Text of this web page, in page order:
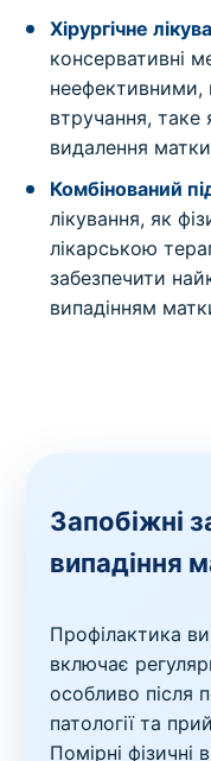
Хірургічне
консервативні
неефективними,
втручання, таке
видалення
Комбінований
лікування, як
лікарською
забезпечити
випадінням
Запобіжні
випадіння
Профілактика
включає
особливо після
патології та
Помірні фізичні